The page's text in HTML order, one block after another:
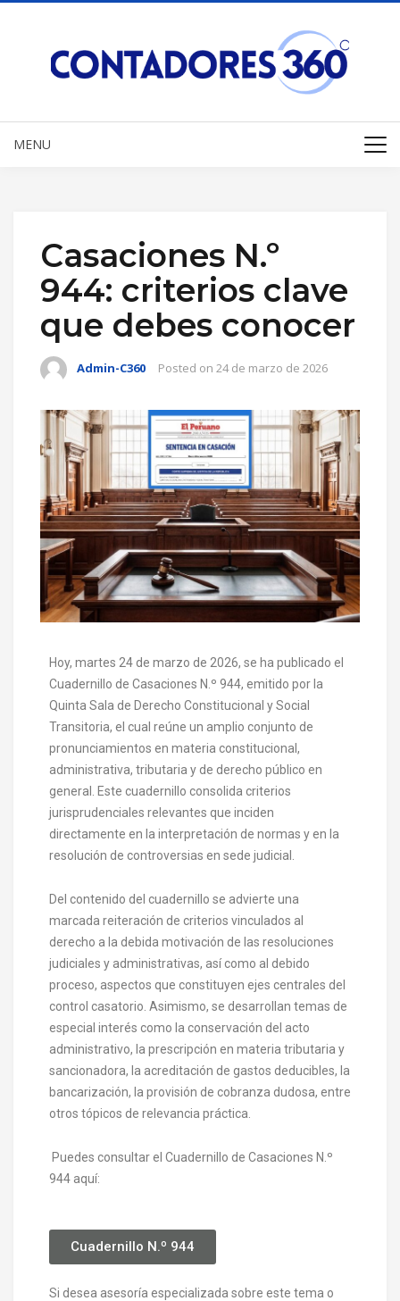
MENU
Casaciones N.º
944: criterios clave
que debes conocer
Admin-C360 Posted on 24 de marzo de 2026
Hoy, martes 24 de marzo de 2026, se ha publicado el
Cuadernillo de Casaciones N.º 944, emitido por la
Quinta Sala de Derecho Constitucional y Social
Transitoria, el cual reúne un amplio conjunto de
pronunciamientos en materia constitucional,
administrativa, tributaria y de derecho público en
general. Este cuadernillo consolida criterios
jurisprudenciales relevantes que inciden
directamente en la interpretación de normas y en la
resolución de controversias en sede judicial.
Del contenido del cuadernillo se advierte una
marcada reiteración de criterios vinculados al
derecho a la debida motivación de las resoluciones
judiciales y administrativas, así como al debido
proceso, aspectos que constituyen ejes centrales del
control casatorio. Asimismo, se desarrollan temas de
especial interés como la conservación del acto
administrativo, la prescripción en materia tributaria y
sancionadora, la acreditación de gastos deducibles, la
bancarización, la provisión de cobranza dudosa, entre
otros tópicos de relevancia práctica.
Puedes consultar el Cuadernillo de Casaciones N.º
944 aquí:
Cuadernillo N.º 944
Si desea asesoría especializada sobre este tema o